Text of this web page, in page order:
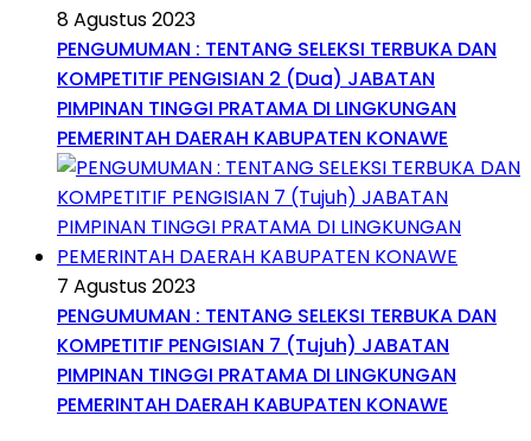
8 Agustus 2023
PENGUMUMAN : TENTANG SELEKSI TERBUKA DAN
KOMPETITIF PENGISIAN 2 (Dua) JABATAN
PIMPINAN TINGGI PRATAMA DI LINGKUNGAN
PEMERINTAH DAERAH KABUPATEN KONAWE
7 Agustus 2023
PENGUMUMAN : TENTANG SELEKSI TERBUKA DAN
KOMPETITIF PENGISIAN 7 (Tujuh) JABATAN
PIMPINAN TINGGI PRATAMA DI LINGKUNGAN
PEMERINTAH DAERAH KABUPATEN KONAWE